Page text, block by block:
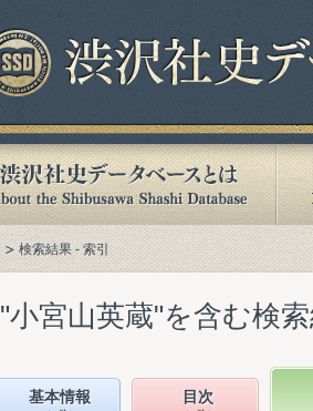
検索結果 - 索引
"小宮山英蔵"を含む検
基本情報 目次